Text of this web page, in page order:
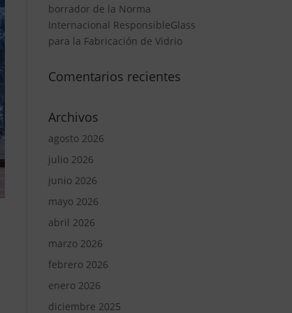
borrador de la Norma
Internacional ResponsibleGlass
para la Fabricación de Vidrio
Comentarios recientes
Archivos
agosto 2026
julio 2026
junio 2026
mayo 2026
abril 2026
marzo 2026
febrero 2026
enero 2026
diciembre 2025